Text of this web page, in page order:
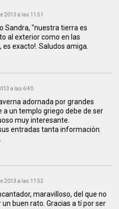
2013 a las 11:51
Sandra, "nuestra tierra es
al exterior como en las
exacto!. Saludos amiga.
a las 6:40
adornada por grandes
un templo griego debe de ser
muy interesante.
entradas tanta información.
2013 a las 11:52
maravilloso, del que no
buen rato. Gracias a tí por ser